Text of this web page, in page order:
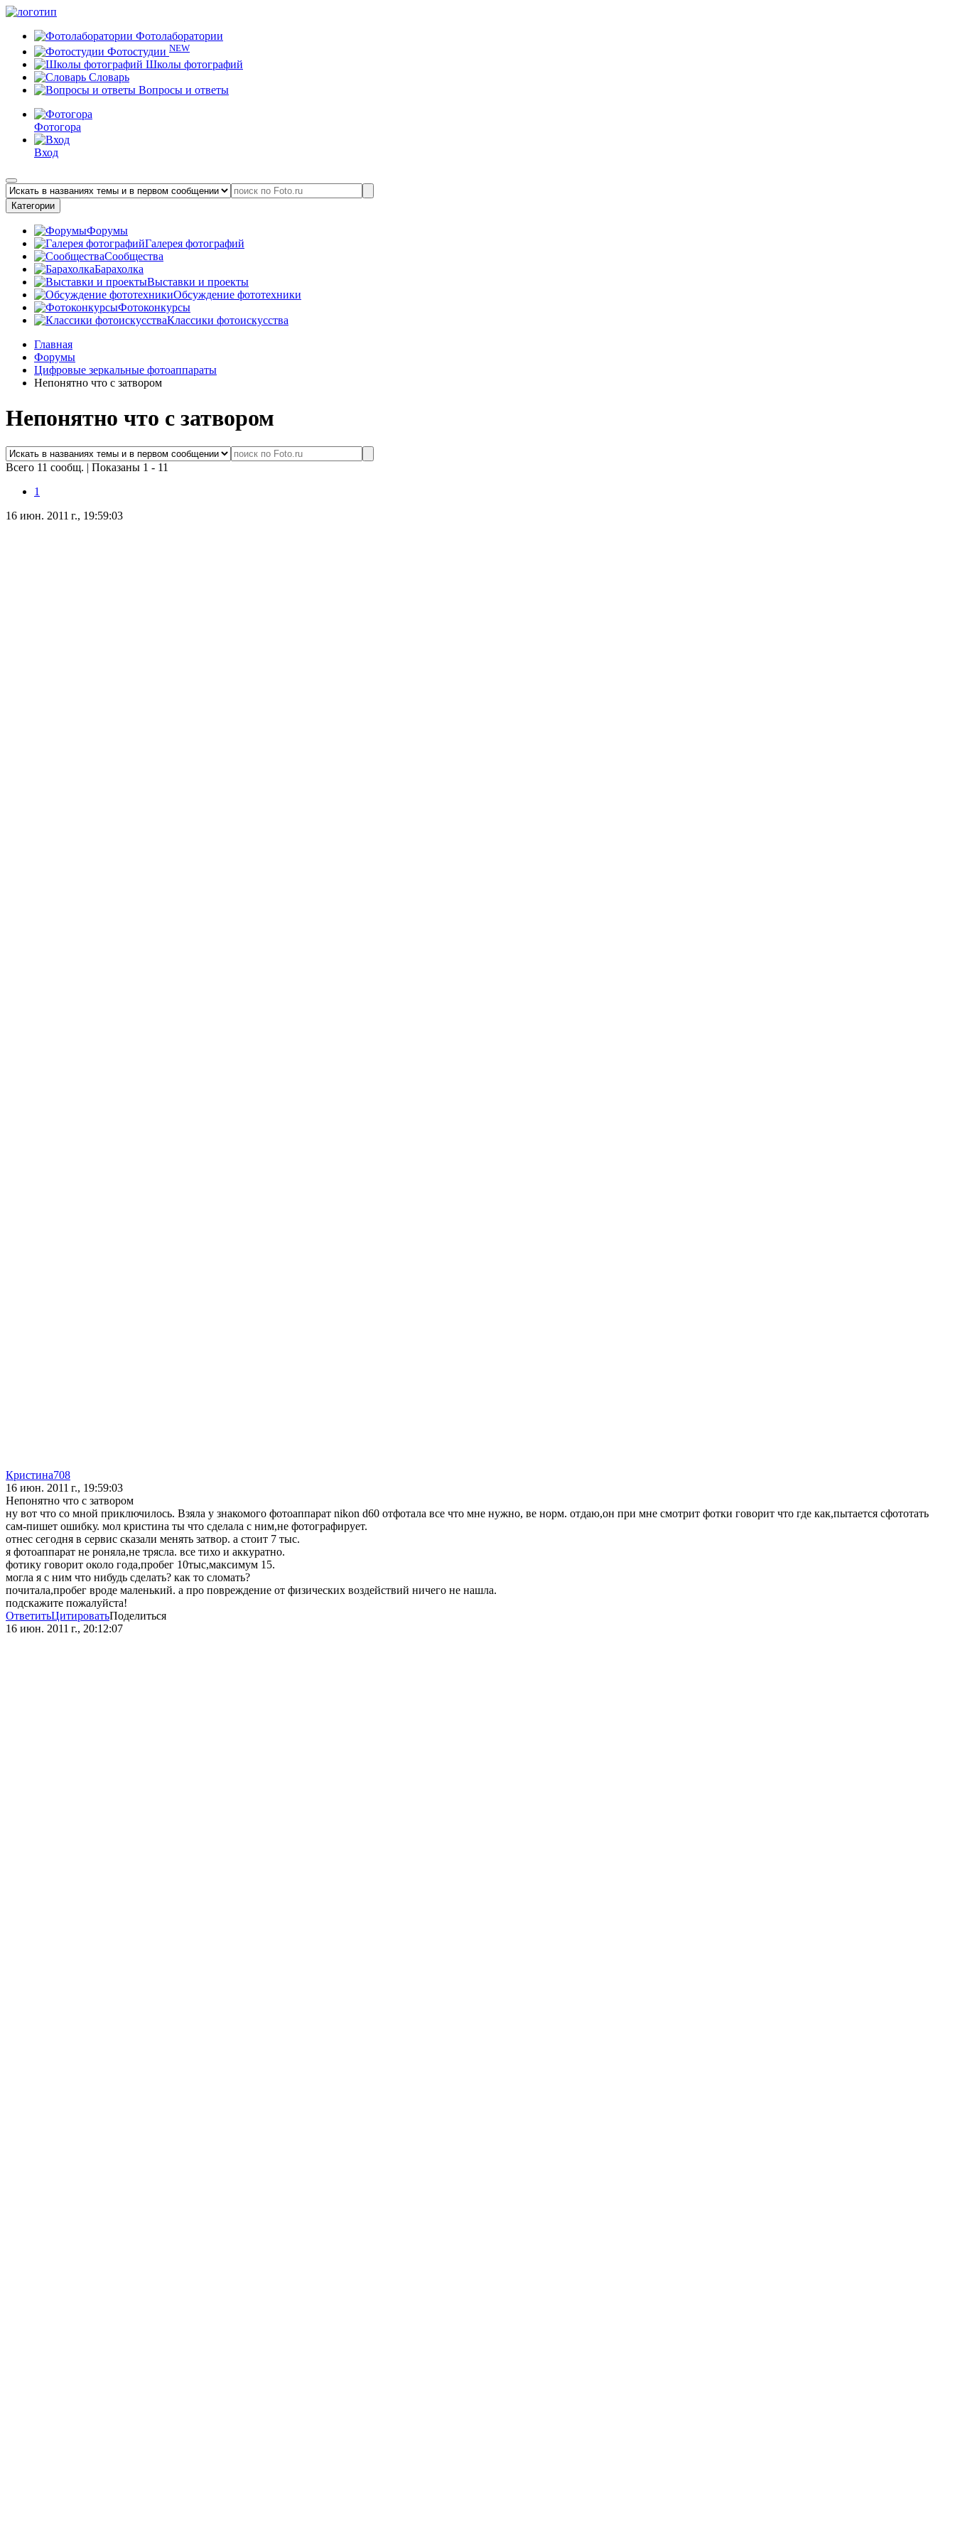
Фотолаборатории
Фотостудии NEW
Школы фотографий
Словарь
Вопросы и ответы
Фотогора
Вход
Категории
Форумы
Галерея фотографий
Сообщества
Барахолка
Выставки и проекты
Обсуждение фототехники
Фотоконкурсы
Классики фотоискусства
Главная
Форумы
Цифровые зеркальные фотоаппараты
Непонятно что с затвором
Непонятно что с затвором
Всего 11 сообщ. | Показаны 1 - 11
1
16 июн. 2011 г., 19:59:03
Кристина708
16 июн. 2011 г., 19:59:03
Непонятно что с затвором
ну вот что со мной приключилось. Взяла у знакомого фотоаппарат nikon d60 отфотала все что мне нужно, ве норм. отдаю,он при мне смотрит фотки говорит что где как,пытается сфототать
сам-пишет ошибку. мол кристина ты что сделала с ним,не фотографирует.
отнес сегодня в сервис сказали менять затвор. а стоит 7 тыс.
я фотоаппарат не роняла,не трясла. все тихо и аккуратно.
фотику говорит около года,пробег 10тыс,максимум 15.
могла я с ним что нибудь сделать? как то сломать?
почитала,пробег вроде маленький. а про повреждение от физических воздействий ничего не нашла.
подскажите пожалуйста!
ОтветитьЦитироватьПоделиться
16 июн. 2011 г., 20:12:07